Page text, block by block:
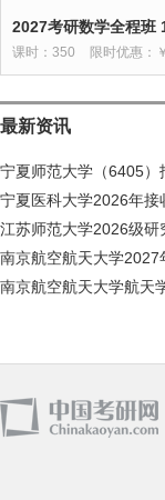
2027考研数学全程班
课时：350 限时优惠：
最新资讯
宁夏师范大学（6405
宁夏医科大学2026年接
江苏师范大学2026级研
南京航空航天大学2027
南京航空航天大学航天